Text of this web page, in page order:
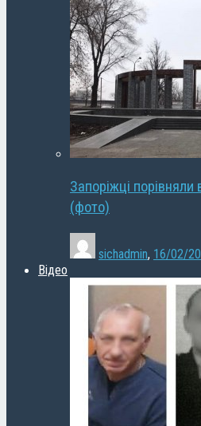
Запоріжці порівняли
(фото)
sichadmin, 16/02/
Відео